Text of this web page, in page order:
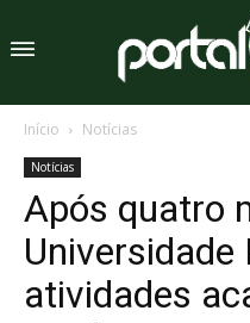
Início Notícias
Notícias
Após quatro
Universidade
atividades